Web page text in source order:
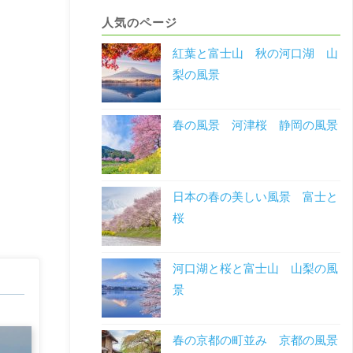
人気のページ
紅葉と富士山 秋の河口湖 山
梨の風景
春の風景 河津桜 静岡の風景
日本の春の美しい風景 富士と
桜
河口湖と桜と富士山 山梨の風
景
春の京都の町並み 京都の風景